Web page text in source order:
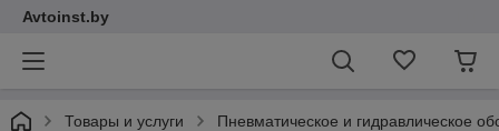
Avtoinst.by
Товары и услуги Пневматическое и гидравлическое